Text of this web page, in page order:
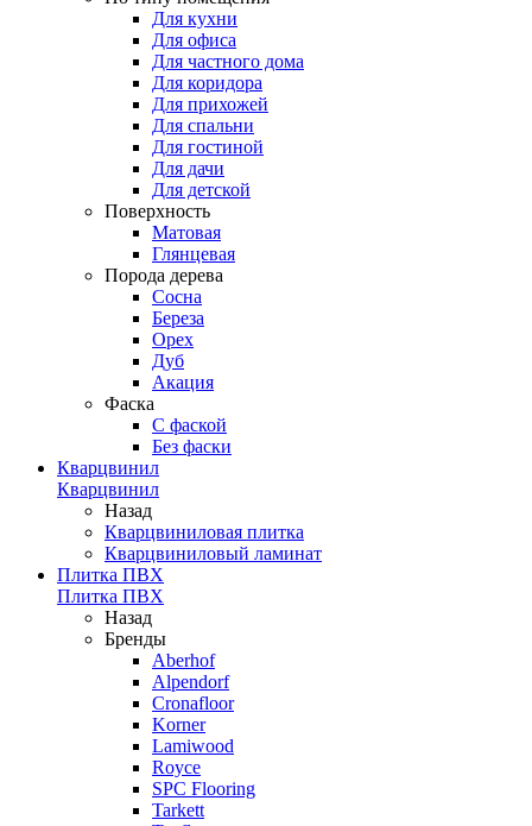
Для кухни
Для офиса
Для частного дома
Для коридора
Для прихожей
Для спальни
Для гостиной
Для дачи
Для детской
Поверхность
Матовая
Глянцевая
Порода дерева
Сосна
Береза
Орех
Дуб
Акация
Фаска
С фаской
Без фаски
Кварцвинил
Кварцвинил
Назад
Кварцвиниловая плитка
Кварцвиниловый ламинат
Плитка ПВХ
Плитка ПВХ
Назад
Бренды
Aberhof
Alpendorf
Cronafloor
Korner
Lamiwood
Royce
SPC Flooring
Tarkett